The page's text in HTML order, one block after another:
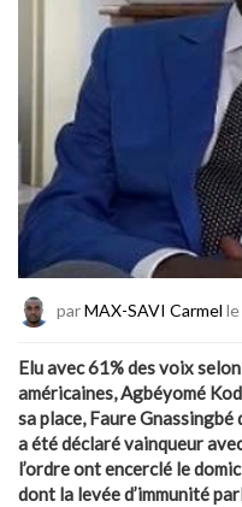
parMAX-SAVI Carmel
Elu avec 61% des voix
américaines, Agbéyomé
sa place, Faure Gnassingbé
a été déclaré vainqueur
l’ordre ont encerclé le
dont la levée d’immunité